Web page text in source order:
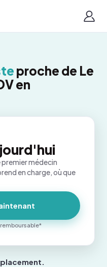
proche de Le
en
médecin
en charge, où que
remboursable*